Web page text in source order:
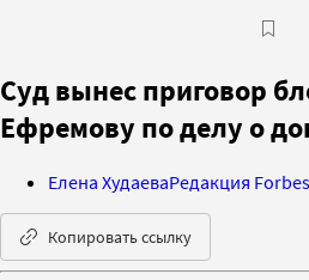
Суд вынес приговор
Ефремову по делу о
Елена ХудаеваРедакция Forbes
Копировать ссылку